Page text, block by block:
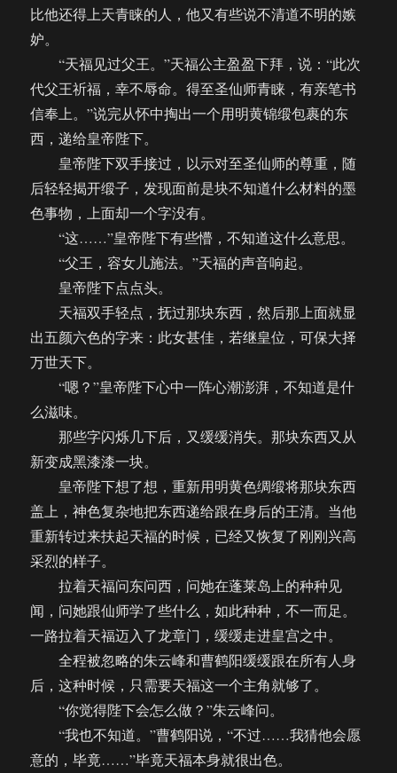
比他还得上天青睐的人，他又有些说不清道不明的嫉
妒。
“天福见过父王。”天福公主盈盈下拜，说：“此次
代父王祈福，幸不辱命。得至圣仙师青睐，有亲笔书
信奉上。”说完从怀中掏出一个用明黄锦缎包裹的东
西，递给皇帝陛下。
皇帝陛下双手接过，以示对至圣仙师的尊重，随
后轻轻揭开缎子，发现面前是块不知道什么材料的墨
色事物，上面却一个字没有。
“这……”皇帝陛下有些懵，不知道这什么意思。
“父王，容女儿施法。”天福的声音响起。
皇帝陛下点点头。
天福双手轻点，抚过那块东西，然后那上面就显
出五颜六色的字来：此女甚佳，若继皇位，可保大择
万世天下。
“嗯？”皇帝陛下心中一阵心潮澎湃，不知道是什
么滋味。
那些字闪烁几下后，又缓缓消失。那块东西又从
新变成黑漆漆一块。
皇帝陛下想了想，重新用明黄色绸缎将那块东西
盖上，神色复杂地把东西递给跟在身后的王清。当他
重新转过来扶起天福的时候，已经又恢复了刚刚兴高
采烈的样子。
拉着天福问东问西，问她在蓬莱岛上的种种见
闻，问她跟仙师学了些什么，如此种种，不一而足。
一路拉着天福迈入了龙章门，缓缓走进皇宫之中。
全程被忽略的朱云峰和曹鹤阳缓缓跟在所有人身
后，这种时候，只需要天福这一个主角就够了。
“你觉得陛下会怎么做？”朱云峰问。
“我也不知道。”曹鹤阳说，“不过……我猜他会愿
意的，毕竟……”毕竟天福本身就很出色。